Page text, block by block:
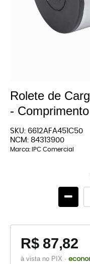
Rolete de
-
SKU: 6612AFA451C50
NCM: 84313900
Marca: IPC Comercial
R$ 87,82
à vista no PIX ·